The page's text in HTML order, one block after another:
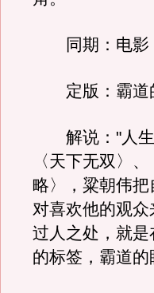
同期：电影
定版：霸道的
解说："人生
〈天下无双〉
略〉，粱朝伟
对喜欢他的观
过人之处，就
的标签，霸道的